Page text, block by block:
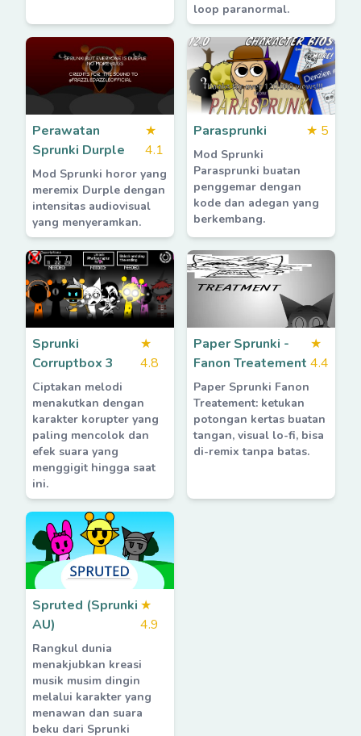
loop paranormal.
Perawatan
Sprunki Durple
★
4.1
Mod Sprunki horor yang
meremix Durple dengan
intensitas audiovisual
yang menyeramkan.
Parasprunki ★ 5
Mod Sprunki
Parasprunki buatan
penggemar dengan
kode dan adegan yang
berkembang.
Sprunki
Corruptbox 3
★
4.8
Ciptakan melodi
menakutkan dengan
karakter korupter yang
paling mencolok dan
efek suara yang
menggigit hingga saat
ini.
Paper Sprunki -
Fanon Treatement
★
4.4
Paper Sprunki Fanon
Treatement: ketukan
potongan kertas buatan
tangan, visual lo-fi, bisa
di-remix tanpa batas.
Spruted (Sprunki
AU)
★
4.9
Rangkul dunia
menakjubkan kreasi
musik musim dingin
melalui karakter yang
menawan dan suara
beku dari Sprunki